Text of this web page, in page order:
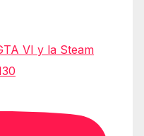
VI y la Steam